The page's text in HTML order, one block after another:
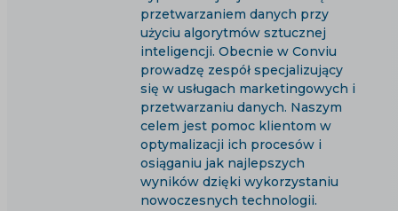
przetwarzaniem danych przy
użyciu algorytmów sztucznej
inteligencji. Obecnie w Conviu
prowadzę zespół specjalizujący
się w usługach marketingowych i
przetwarzaniu danych. Naszym
celem jest pomoc klientom w
optymalizacji ich procesów i
osiąganiu jak najlepszych
wyników dzięki wykorzystaniu
nowoczesnych technologii.